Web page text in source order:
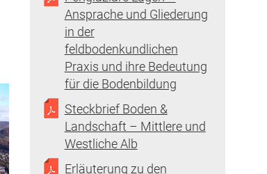
Ansprache und Gliederung
in der
feldbodenkundlichen
Praxis und ihre Bedeutung
für die Bodenbildung
Steckbrief Boden &
Landschaft – Mittlere und
Westliche Alb
Erläuterung zu den